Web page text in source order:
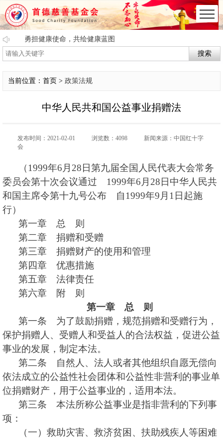
勇担健康使命，共绘健康蓝图
搜索
当前位置：首页 > 政策法规
中华人民共和国公益事业捐赠法
发布时间：2021-02-01 浏览数：4098
新闻来源：中国红十字
会
（1999年6月28日第九届全国人民代表大会常务
委员会第十次会议通过 1999年6月28日中华人民共
和国主席令第十九号公布 自1999年9月1日起施
行）
第一章 总 则
第二章 捐赠和受赠
第三章 捐赠财产的使用和管理
第四章 优惠措施
第五章 法律责任
第六章 附 则
第一章 总 则
第一条 为了鼓励捐赠，规范捐赠和受赠行为，
保护捐赠人、受赠人和受益人的合法权益，促进公益
事业的发展，制定本法。
第二条 自然人、法人或者其他组织自愿无偿向
依法成立的公益性社会团体和公益性非营利的事业单
位捐赠财产，用于公益事业的，适用本法。
第三条 本法所称公益事业是指非营利的下列事
项：
（一）救助灾害、救济贫困、扶助残疾人等困难